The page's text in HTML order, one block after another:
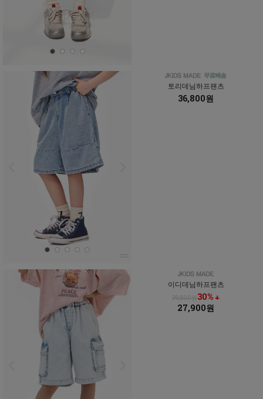
토리데님하프팬츠
36,800원
이디데님하프팬츠
39,800원30% ↓
27,900원